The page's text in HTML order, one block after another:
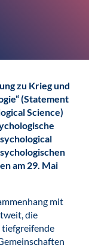
zu Krieg und
(Statement
Science)
am 29. Mai
mit
die
tiefgreifende